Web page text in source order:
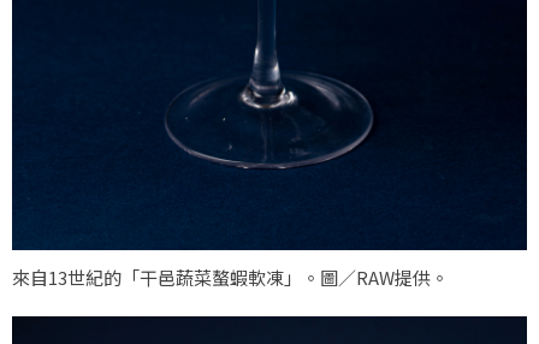
來自13世紀的「干邑蔬菜螯蝦軟凍」。圖／RAW提供。